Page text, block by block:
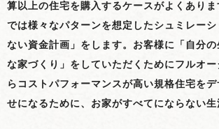
算以上の住宅を購入するケースがよくありま
では様々なパターンを想定したシュミレー
ない資金計画」をします。お客様に「自分
な家づくり」をしていただくためにフルオ
らコストパフォーマンスが高い規格住宅を
せになるために、お家がすべてにならない生